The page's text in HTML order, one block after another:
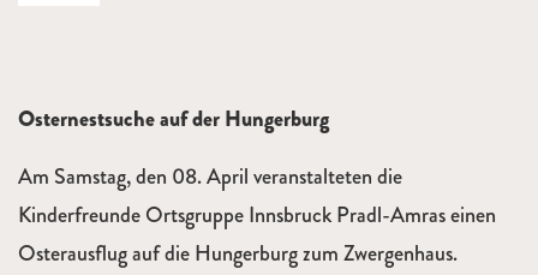
Osternestsuche auf der Hungerburg
Am Samstag, den 08. April veranstalteten die
Kinderfreunde Ortsgruppe Innsbruck Pradl-Amras einen
Osterausflug auf die Hungerburg zum Zwergenhaus.